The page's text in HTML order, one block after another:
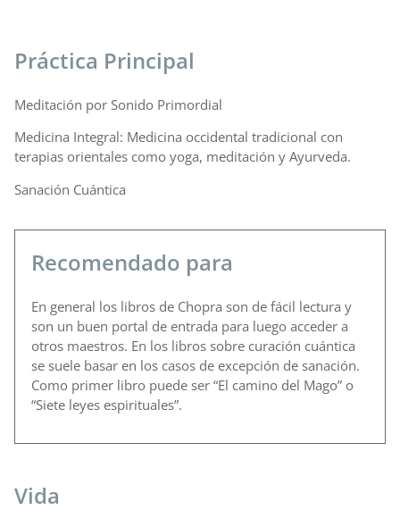
Práctica Principal
Meditación por Sonido Primordial
Medicina Integral: Medicina occidental tradicional con
terapias orientales como yoga, meditación y Ayurveda.
Sanación Cuántica
Recomendado para
En general los libros de Chopra son de fácil lectura y
son un buen portal de entrada para luego acceder a
otros maestros. En los libros sobre curación cuántica
se suele basar en los casos de excepción de sanación.
Como primer libro puede ser “El camino del Mago” o
“Siete leyes espirituales”.
Vida